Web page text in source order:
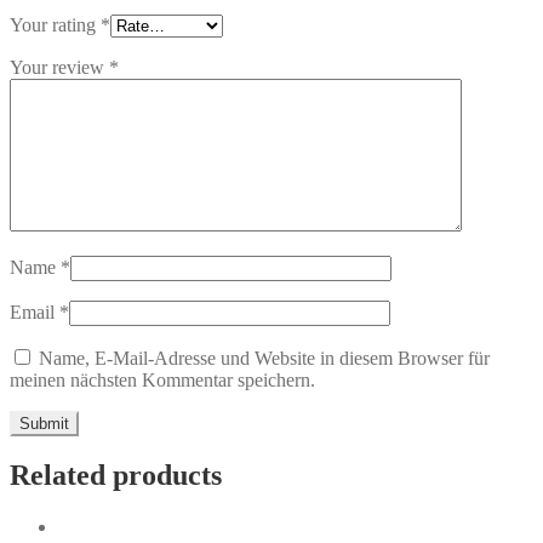
Your rating *
Your review *
Name *
Email *
Name, E-Mail-Adresse und Website in diesem Browser für
meinen nächsten Kommentar speichern.
Related products